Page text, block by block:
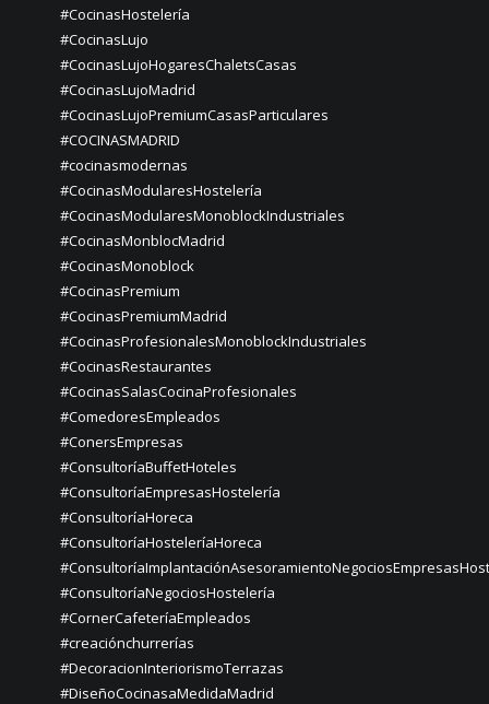
#CocinasHostelería
#CocinasLujo
#CocinasLujoHogaresChaletsCasas
#CocinasLujoMadrid
#CocinasLujoPremiumCasasParticulares
#COCINASMADRID
#cocinasmodernas
#CocinasModularesHostelería
#CocinasModularesMonoblockIndustriales
#CocinasMonblocMadrid
#CocinasMonoblock
#CocinasPremium
#CocinasPremiumMadrid
#CocinasProfesionalesMonoblockIndustriales
#CocinasRestaurantes
#CocinasSalasCocinaProfesionales
#ComedoresEmpleados
#ConersEmpresas
#ConsultoríaBuffetHoteles
#ConsultoríaEmpresasHostelería
#ConsultoríaHoreca
#ConsultoríaHosteleríaHoreca
#ConsultoríaNegociosHostelería
#CornerCafeteríaEmpleados
#creaciónchurrerías
#DecoracionInteriorismoTerrazas
#DiseñoCocinasaMedidaMadrid